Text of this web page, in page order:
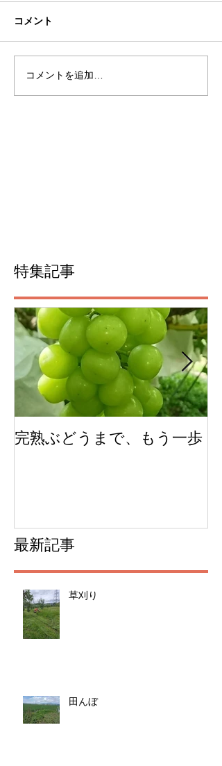
コメント
コメントを追加…
特集記事
完熟ぶどうまで、もう一歩
最新記事
草刈り
田んぼ